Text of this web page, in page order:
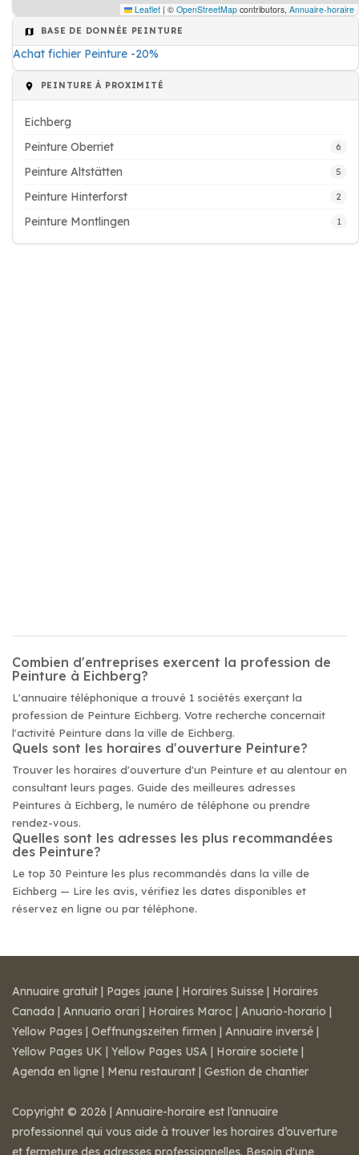
Leaflet | © OpenStreetMap contributors, Annuaire-horaire
BASE DE DONNÉE PEINTURE
Achat fichier Peinture -20%
PEINTURE À PROXIMITÉ
Eichberg
Peinture Oberriet
6
Peinture Altstätten 5
Peinture Hinterforst 2
Peinture Montlingen 1
Combien d'entreprises exercent la profession de
Peinture à Eichberg?
L'annuaire téléphonique a trouvé 1 sociétés exerçant la
profession de Peinture Eichberg. Votre recherche concernait
l'activité Peinture dans la ville de Eichberg.
Quels sont les horaires d'ouverture Peinture?
Trouver les horaires d'ouverture d'un Peinture et au alentour en
consultant leurs pages. Guide des meilleures adresses
Peintures à Eichberg, le numéro de téléphone ou prendre
rendez-vous.
Quelles sont les adresses les plus recommandées
des Peinture?
Le top 30 Peinture les plus recommandés dans la ville de
Eichberg — Lire les avis, vérifiez les dates disponibles et
réservez en ligne ou par téléphone.
Annuaire gratuit | Pages jaune | Horaires Suisse | Horaires
Canada | Annuario orari | Horaires Maroc | Anuario-horario |
Yellow Pages | Oeffnungszeiten firmen | Annuaire inversé |
Yellow Pages UK | Yellow Pages USA | Horaire societe |
Agenda en ligne | Menu restaurant | Gestion de chantier
Copyright © 2026 | Annuaire-horaire est l’annuaire
professionnel qui vous aide à trouver les horaires d’ouverture
et fermeture des adresses professionnelles. Besoin d'une